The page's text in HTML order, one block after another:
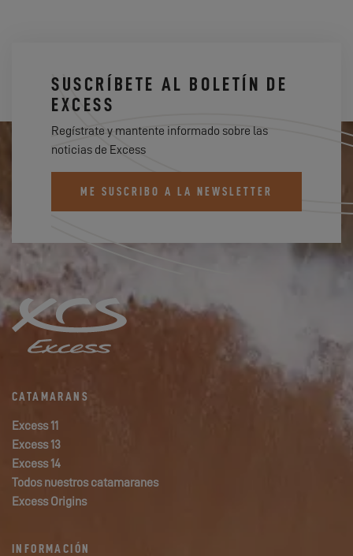
SUSCRÍBETE AL BOLETÍN DE
EXCESS
Regístrate y mantente informado sobre las
noticias de Excess
ME SUSCRIBO A LA NEWSLETTER
CATAMARANS
Excess 11
Excess 13
Excess 14
Todos nuestros catamaranes
Excess Origins
INFORMACIÓN